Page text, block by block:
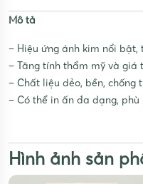
Mô tả
– Hiệu ứng ánh kim nổi bật,
– Tăng tính thẩm mỹ và giá
– Chất liệu dẻo, bền, chống
– Có thể in ấn đa dạng,
Hình ảnh sản